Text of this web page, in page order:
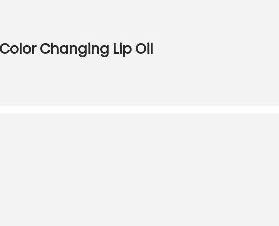
Changing Lip Oil